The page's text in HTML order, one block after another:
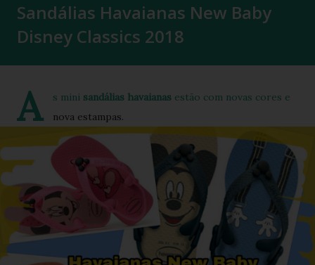
Sandálias Havaianas New Baby
Disney Classics 2018
A s mini sandálias havaianas estão com novas cores e
nova estampas.